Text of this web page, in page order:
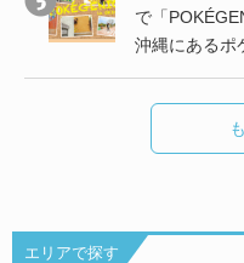
で「
沖縄にあるポ
エリアで探す